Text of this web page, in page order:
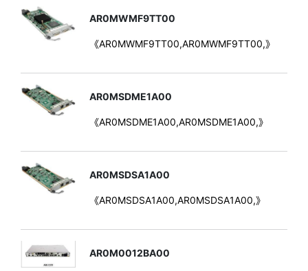
AR0MWMF9TT00
《AR0MWMF9TT00,AR0MWMF9TT00,》
AR0MSDME1A00
《AR0MSDME1A00,AR0MSDME1A00,》
AR0MSDSA1A00
《AR0MSDSA1A00,AR0MSDSA1A00,》
AR0M0012BA00